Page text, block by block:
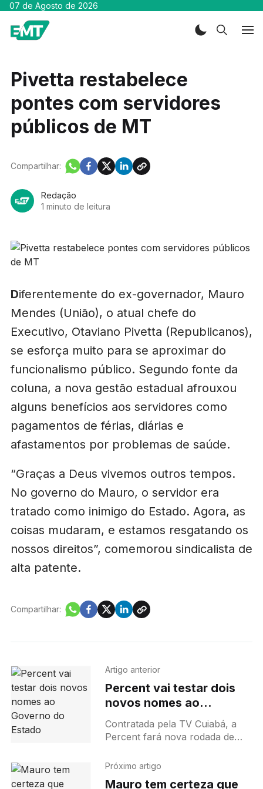
07 de Agosto de 2026
Pivetta restabelece
pontes com servidores
públicos de MT
Redação
1 minuto de leitura
Compartilhar:
Diferentemente do ex-governador, Mauro
Mendes (União), o atual chefe do
Executivo, Otaviano Pivetta (Republicanos),
se esforça muito para se aproximar do
funcionalismo público. Segundo fonte da
coluna, a nova gestão estadual afrouxou
alguns benefícios aos servidores como
pagamentos de férias, diárias e
afastamentos por problemas de saúde.
“Graças a Deus vivemos outros tempos.
No governo do Mauro, o servidor era
tratado como inimigo do Estado. Agora, as
coisas mudaram, e estamos resgatando os
nossos direitos”, comemorou sindicalista de
alta patente.
Compartilhar:
Artigo anterior
Percent vai testar dois
novos nomes ao
Governo do Estado
Contratada pela TV Cuiabá, a
Percent fará nova rodada de
junho, em Mato Grosso. A
Próximo artigo
Mauro tem certeza que